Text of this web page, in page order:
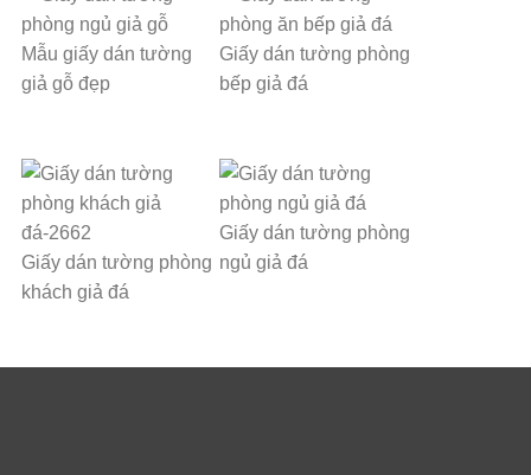
Mẫu giấy dán tường
giả gỗ đẹp
Giấy dán tường phòng
bếp giả đá
Giấy dán tường phòng
khách giả đá
Giấy dán tường phòng
ngủ giả đá